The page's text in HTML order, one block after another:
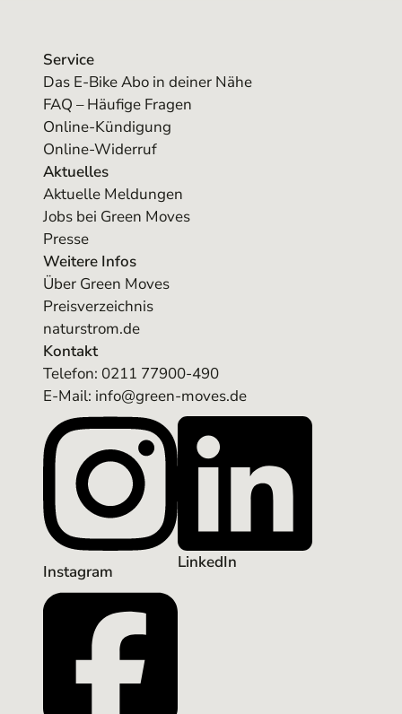
Service
Das E-Bike Abo in deiner Nähe
FAQ – Häufige Fragen
Online-Kündigung
Online-Widerruf
Aktuelles
Aktuelle Meldungen
Jobs bei Green Moves
Presse
Weitere Infos
Über Green Moves
Preisverzeichnis
naturstrom.de
Kontakt
Telefon: 0211 77900-490
E-Mail: info@green-moves.de
Instagram LinkedIn